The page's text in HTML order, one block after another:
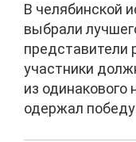
В челябинской
выбрали
представители
участники
из одинакового
одержал